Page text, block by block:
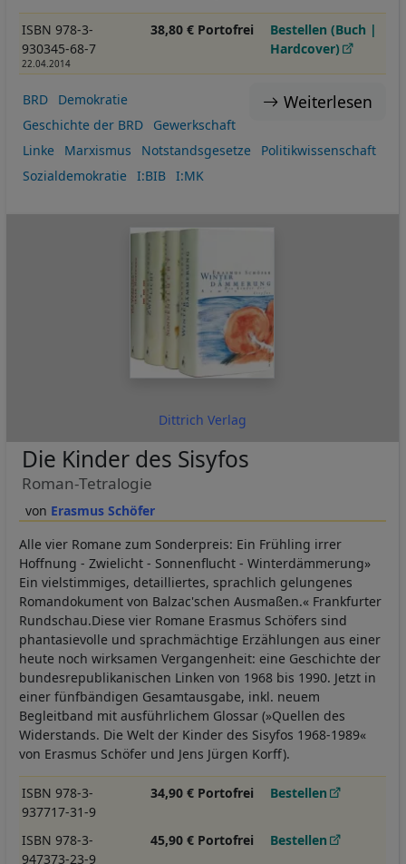
ISBN 978-3-
930345-68-7
22.04.2014
38,80 € Portofrei
Bestellen (Buch |
Hardcover)
Weiterlesen
BRD
Demokratie
Geschichte der BRD
Gewerkschaft
Linke
Marxismus Notstandsgesetze
Politikwissenschaft
Sozialdemokratie
I:BIB I:MK
Dittrich Verlag
Erasmus Schöfer
Die Kinder des Sisyfos
Roman-Tetralogie
Alle vier Romane zum Sonderpreis: Ein Frühling irrer
Hoffnung - Zwielicht - Sonnenflucht - Winterdämmerung»
Ein vielstimmiges, detailliertes, sprachlich gelungenes
Romandokument von Balzac'schen Ausmaßen.« Frankfurter
Rundschau.Diese vier Romane Erasmus Schöfers sind
phantasievolle und sprachmächtige Erzählungen aus einer
heute noch wirksamen Vergangenheit: eine Geschichte der
bundesrepublikanischen Linken von 1968 bis 1990. Jetzt in
einer fünfbändigen Gesamtausgabe, inkl. neuem
Begleitband mit ausführlichem Glossar (»Quellen des
Widerstands. Die Welt der Kinder des Sisyfos 1968-1989«
von Erasmus Schöfer und Jens Jürgen Korff).
ISBN 978-3-
937717-31-9
34,90 € Portofrei Bestellen
ISBN 978-3-
947373-23-9
45,90 € Portofrei Bestellen